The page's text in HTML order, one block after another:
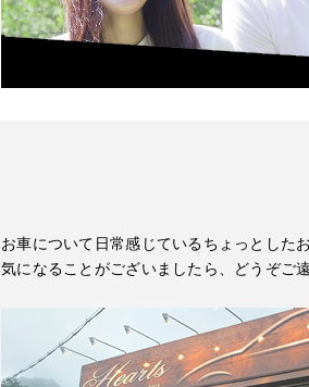
お車について日常感じているちょっとした
気になることがございましたら、どうぞご